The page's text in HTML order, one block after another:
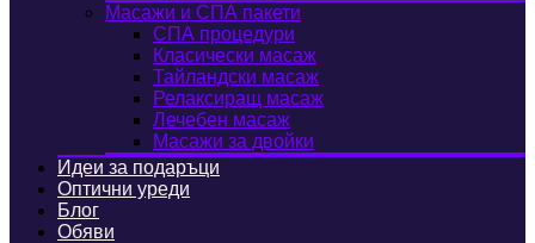
Масажи и СПА пакети
СПА процедури
Класически масаж
Тайландски масаж
Релаксиращ масаж
Лечебен масаж
Масажи за двойки
Идеи за подаръци
Оптични уреди
Блог
Обяви